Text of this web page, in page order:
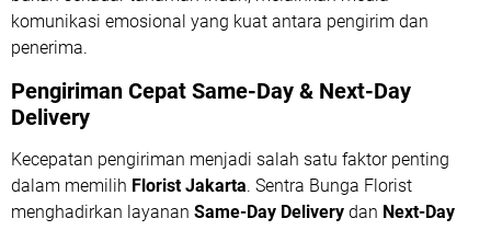
komunikasi emosional yang kuat antara pengirim dan
penerima.
Pengiriman Cepat Same-Day & Next-Day
Delivery
Kecepatan pengiriman menjadi salah satu faktor penting
dalam memilih Florist Jakarta. Sentra Bunga Florist
menghadirkan layanan Same-Day Delivery dan Next-Day